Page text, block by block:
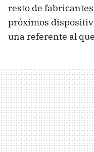
resto de
próximos
una referente al